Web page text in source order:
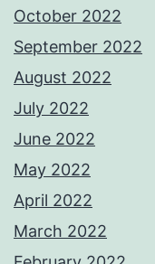
October 2022
September 2022
August 2022
July 2022
June 2022
May 2022
April 2022
March 2022